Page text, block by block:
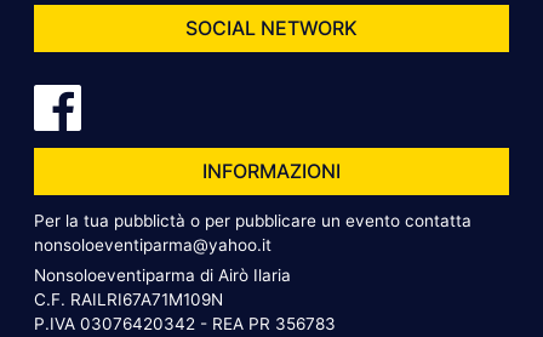
SOCIAL NETWORK
INFORMAZIONI
Per la tua pubblictà o per pubblicare un evento contatta
nonsoloeventiparma@yahoo.it
Nonsoloeventiparma di Airò Ilaria
C.F. RAILRI67A71M109N
P.IVA 03076420342 - REA PR 356783